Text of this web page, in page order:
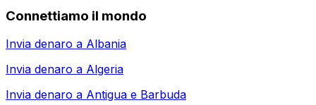
Connettiamo il mondo
Invia denaro a Albania
Invia denaro a Algeria
Invia denaro a Antigua e Barbuda